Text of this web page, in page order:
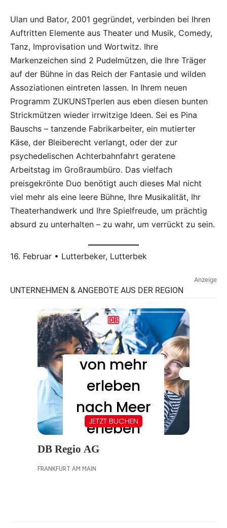
Ulan und Bator, 2001 gegründet, verbinden bei Ihren
Auftritten Elemente aus Theater und Musik, Comedy,
Tanz, Improvisation und Wortwitz. Ihre
Markenzeichen sind 2 Pudelmützen, die Ihre Träger
auf der Bühne in das Reich der Fantasie und wilden
Assoziationen eintreten lassen. In Ihrem neuen
Programm ZUKUNSTperlen aus eben diesen bunten
Strickmützen wieder irrwitzige Ideen. Sei es Pina
Bauschs – tanzende Fabrikarbeiter, ein mutierter
Käse, der Bleiberecht verlangt, oder der zur
psychedelischen Achterbahnfahrt geratene
Arbeitstag im Großraumbüro. Das vielfach
preisgekrönte Duo benötigt auch dieses Mal nicht
viel mehr als eine leere Bühne, Ihre Musikalität, Ihr
Theaterhandwerk und Ihre Spielfreude, um prächtig
absurd zu unterhalten – zu wahr, um verrückt zu sein.
16. Februar • Lutterbeker, Lutterbek